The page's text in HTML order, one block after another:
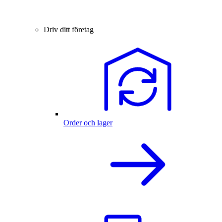
Driv ditt företag
Order och lager